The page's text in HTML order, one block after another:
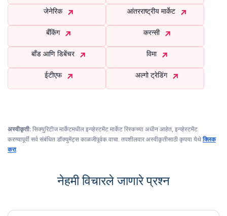
जेनेरिक आंतरराष्ट्रीय मार्केट
बँकिंग करन्सी
बाँड आणि डिबेंचर विमा
ईटीएफ अल्गो ट्रेडिंग
अस्वीकृती: सिक्युरिटीज मार्केटमधील इन्व्हेस्टमेंट मार्केट रिस्कच्या अधीन आहेत, इन्व्हेस्टमेंट
करण्यापूर्वी सर्व संबंधित डॉक्युमेंट्स काळजीपूर्वक वाचा. तपशीलवार अस्वीकृतीसाठी कृपया येथेक्लिक
करा.
नेहमी विचारले जाणारे प्रश्न